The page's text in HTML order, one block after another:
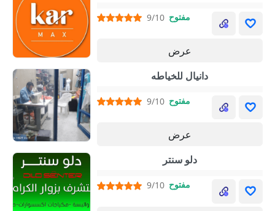
9/10 مفتوح
عرض
دانيال للخياطه
9/10 مفتوح
عرض
دلو سنتر
9/10 مفتوح